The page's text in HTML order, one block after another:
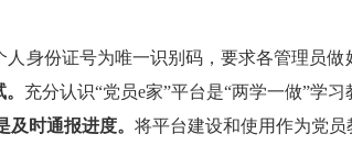
人身份证号为唯一识别码，要求各管理员
充分认识“党员e家”平台是“两学一做”学
及时通报进度。 将平台建设和使用作为党